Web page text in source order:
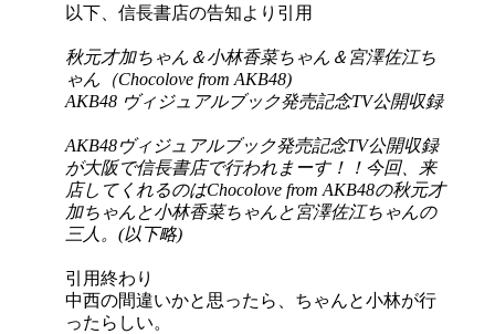
以下、信長書店の告知より引用
秋元才加ちゃん＆小林香菜ちゃん＆宮澤佐江ち
ゃん（Chocolove from AKB48)
AKB48 ヴィジュアルブック発売記念TV公開収録
AKB48ヴィジュアルブック発売記念TV公開収録
が大阪で信長書店で行われまーす！！今回、来
店してくれるのはChocolove from AKB48の秋元才
加ちゃんと小林香菜ちゃんと宮澤佐江ちゃんの
三人。(以下略)
引用終わり
中西の間違いかと思ったら、ちゃんと小林が行
ったらしい。